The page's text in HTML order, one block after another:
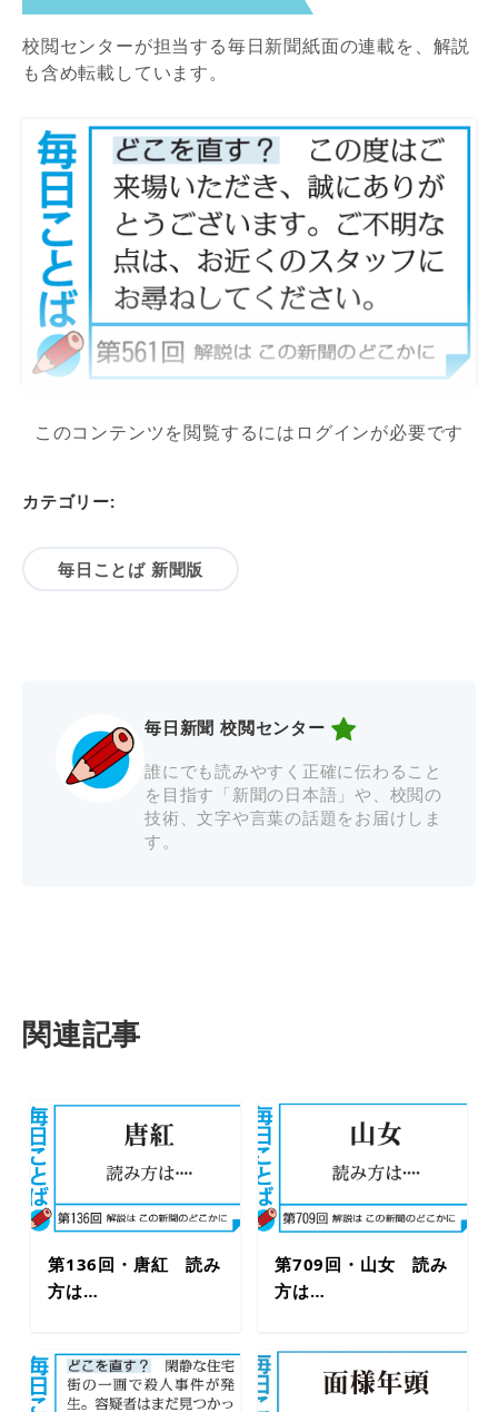
校閲センターが担当する毎日新聞紙面の連載を、解説
も含め転載しています。
このコンテンツを閲覧するにはログインが必要です
カテゴリー:
毎日ことば 新聞版
毎日新聞 校閲センター
誰にでも読みやすく正確に伝わること
を目指す「新聞の日本語」や、校閲の
技術、文字や言葉の話題をお届けしま
す。
関連記事
第136回・唐紅 読み
方は…
第709回・山女 読み
方は…